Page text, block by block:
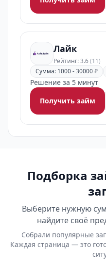
Лайк
Рейтинг: 3.6(11)
Сумма: 1000 - 30000 ₽
Решение за 5 минут
Получить займ
Подборка
Выберите нужную
найдите своё
Собрали популярные
Каждая страница — это